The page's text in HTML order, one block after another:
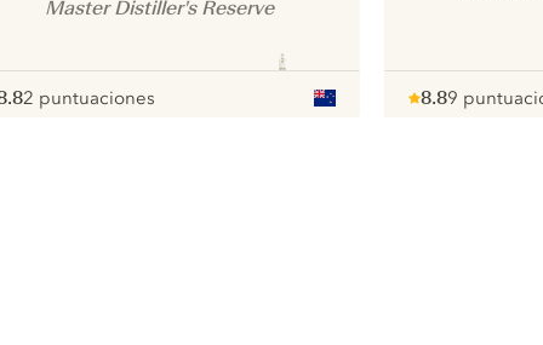
Master Distiller's Reserve
pour
2 puntuaciones
8.8
pour
9